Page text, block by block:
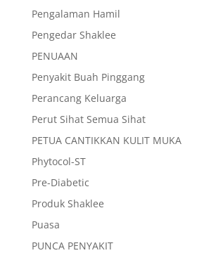
Pengalaman Hamil
Pengedar Shaklee
PENUAAN
Penyakit Buah Pinggang
Perancang Keluarga
Perut Sihat Semua Sihat
PETUA CANTIKKAN KULIT MUKA
Phytocol-ST
Pre-Diabetic
Produk Shaklee
Puasa
PUNCA PENYAKIT